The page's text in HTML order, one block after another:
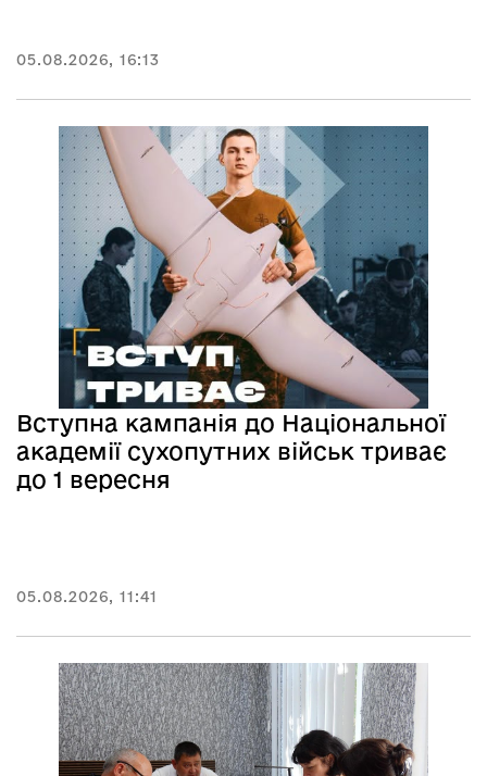
05.08.2026, 16:13
Вступна кампанія до Національної
академії сухопутних військ триває
до 1 вересня
05.08.2026, 11:41